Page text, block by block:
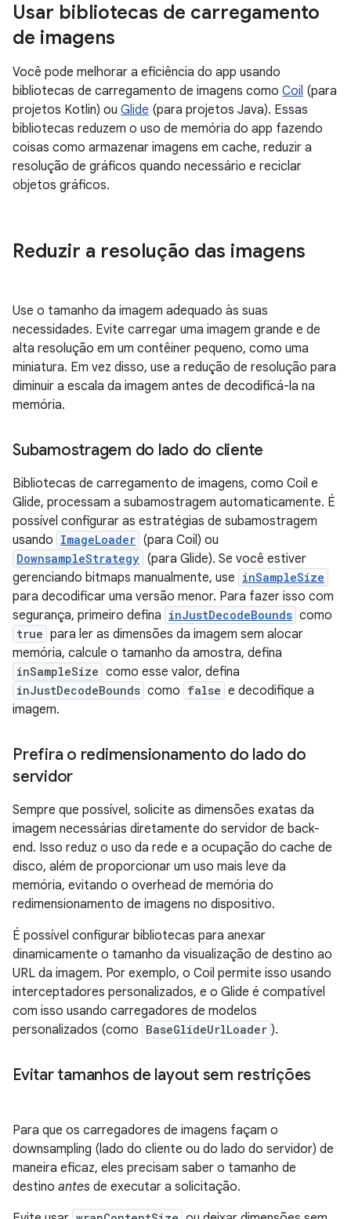
Usar bibliotecas de carregamento
de imagens
Você pode melhorar a eficiência do app usando
bibliotecas de carregamento de imagens como Coil (para
projetos Kotlin) ou Glide (para projetos Java). Essas
bibliotecas reduzem o uso de memória do app fazendo
coisas como armazenar imagens em cache, reduzir a
resolução de gráficos quando necessário e reciclar
objetos gráficos.
Reduzir a resolução das imagens
Use o tamanho da imagem adequado às suas
necessidades. Evite carregar uma imagem grande e de
alta resolução em um contêiner pequeno, como uma
miniatura. Em vez disso, use a redução de resolução para
diminuir a escala da imagem antes de decodificá-la na
memória.
Subamostragem do lado do cliente
Bibliotecas de carregamento de imagens, como Coil e
Glide, processam a subamostragem automaticamente. É
possível configurar as estratégias de subamostragem
usando ImageLoader (para Coil) ou
DownsampleStrategy (para Glide). Se você estiver
gerenciando bitmaps manualmente, use inSampleSize
para decodificar uma versão menor. Para fazer isso com
segurança, primeiro defina inJustDecodeBounds como
true para ler as dimensões da imagem sem alocar
memória, calcule o tamanho da amostra, defina
inSampleSize como esse valor, defina
inJustDecodeBounds como false e decodifique a
imagem.
Prefira o redimensionamento do lado do
servidor
Sempre que possível, solicite as dimensões exatas da
imagem necessárias diretamente do servidor de back-
end. Isso reduz o uso da rede e a ocupação do cache de
disco, além de proporcionar um uso mais leve da
memória, evitando o overhead de memória do
redimensionamento de imagens no dispositivo.
É possível configurar bibliotecas para anexar
dinamicamente o tamanho da visualização de destino ao
URL da imagem. Por exemplo, o Coil permite isso usando
interceptadores personalizados, e o Glide é compatível
com isso usando carregadores de modelos
personalizados (como BaseGlideUrlLoader ).
Evitar tamanhos de layout sem restrições
Para que os carregadores de imagens façam o
downsampling (lado do cliente ou do lado do servidor) de
maneira eficaz, eles precisam saber o tamanho de
destino antes de executar a solicitação.